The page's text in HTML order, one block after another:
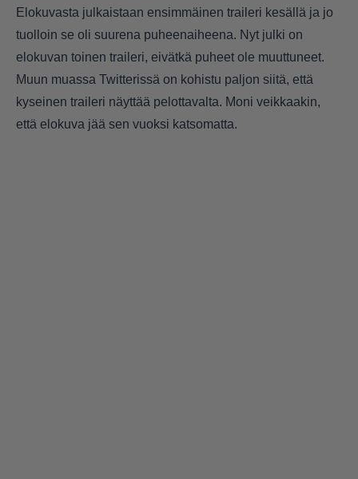
Elokuvasta julkaistaan ensimmäinen traileri kesällä ja jo
tuolloin se oli suurena puheenaiheena. Nyt julki on
elokuvan toinen traileri, eivätkä puheet ole muuttuneet.
Muun muassa Twitterissä on kohistu paljon siitä, että
kyseinen traileri näyttää pelottavalta. Moni veikkaakin,
että elokuva jää sen vuoksi katsomatta.